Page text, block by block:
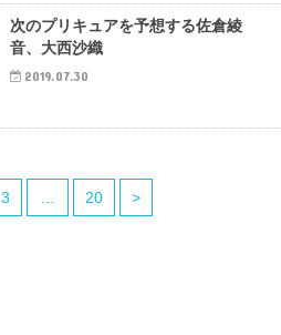
次のプリキュアを予想する佐倉綾
音、大西沙織
2019.07.30
3 20 >